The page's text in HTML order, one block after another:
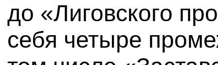
до «Лиговского
себя четыре